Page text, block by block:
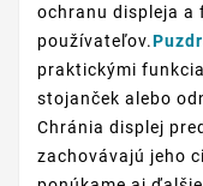
ochranu displeja a
používateľov.
praktickými
stojanček alebo
Chránia displej
zachovávajú jeho